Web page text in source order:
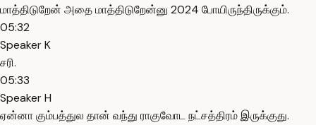
மாத்திடுறேன் அதை மாத்திடுறேன்னு 2024 போயிருந்திருக்கும்.
05:32
Speaker K
சரி.
05:33
Speaker H
ஏன்னா கும்பத்துல தான் வந்து ராகுவோட நட்சத்திரம் இருக்குது.